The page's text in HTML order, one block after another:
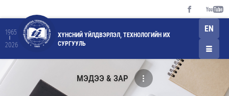
1965
2026
ХҮНСНИЙ ҮЙЛДВЭРЛЭЛ, ТЕХНОЛОГИЙН ИХ
СУРГУУЛЬ
EN
МЭДЭЭ & ЗАР